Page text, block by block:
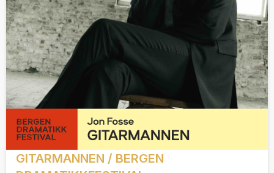
GITARMANNEN / BERGEN